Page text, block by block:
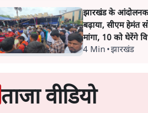
झारखंड के
बढ़ाया, सीएम हेमंत
मांगा, 10 को घेरेंगे
4 Min •झारखंड
ताजा वीडियो